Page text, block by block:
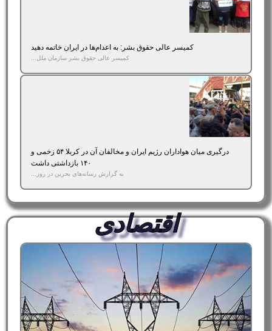
کمیسر عالی حقوق بشر: به اعدام‌ها در ایران خاتمه دهید
کمیسر عالی حقوق بشر سازمان ملل...
درگیری میان هواداران رژیم ایران و مخالفان آن در کربلا ۵۴ زخمی و
۱۴۰ بازداشتی داشت
به گزارش رسانه‌های بحرین در روز...
اقتصادی